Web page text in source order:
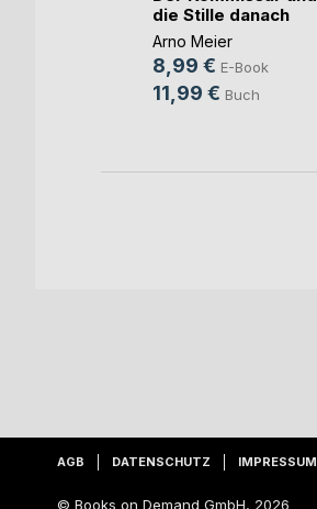
die Stille danach
Arno Meier
8,99 € E-Book
11,99 € Buch
AGB DATENSCHUTZ IMPRESSUM
© Books on Demand GmbH, 2026